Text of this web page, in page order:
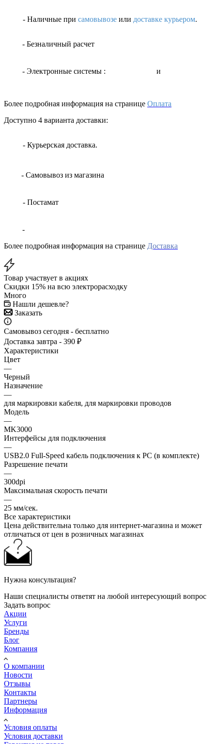
- Наличные при самовывозе или доставке курьером.
- Безналичный расчет
- Электронные системы : и
Более подробная информация на странице Оплата
Доступно 4 варианта доставки:
- Курьерская доставка.
- Самовывоз из магазина
- Постамат
-
Более подробная информация на странице Доставка
Товар участвует в акциях
Скидки 15% на всю электрорасходку
Много
Нашли дешевле?
Заказать
Самовывоз сегодня - бесплатно
Доставка завтра - 390 ₽
Характеристики
Цвет
—
Черный
Назначение
—
для маркировки кабеля, для маркировки проводов
Модель
—
MK3000
Интерфейсы для подключения
—
USB2.0 Full-Speed кабель подключения к PC (в комплекте)
Разрешение печати
—
300dpi
Максимальная скорость печати
—
25 мм/сек.
Все характеристики
Цена действительна только для интернет-магазина и может
отличаться от цен в розничных магазинах
Нужна консультация?
Наши специалисты ответят на любой интересующий вопрос
Задать вопрос
Акции
Услуги
Бренды
Блог
Компания
О компании
Новости
Отзывы
Контакты
Партнеры
Информация
Условия оплаты
Условия доставки